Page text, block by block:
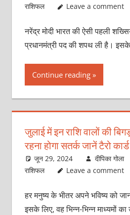
राशिफल
Leave a comment
नरेंद्र मोदी भारत की ऐसी पहली
प्रधानमंत्री पद की शपथ ली है।
Continue reading
जुलाई में इन राशि वालों की
रहना होगा सतर्क जानें टैरो
जून 29, 2024 दीपिका गोला
राशिफल
Leave a comment
हर मनुष्य के भीतर अपने भविष्य को
इसके लिए, वह भिन्न-भिन्न माध्यमों का